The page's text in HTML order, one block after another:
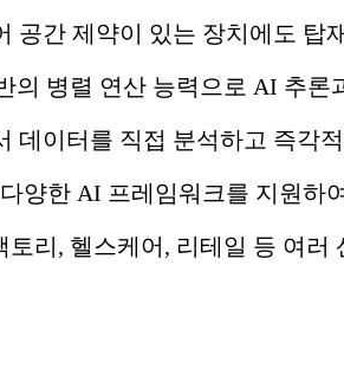
공간 제약이 있는 장치에도
의 병렬 연산 능력으로 AI 추
데이터를 직접 분석하고 즉각
다양한 AI 프레임워크를 지원
리, 헬스케어, 리테일 등 여러